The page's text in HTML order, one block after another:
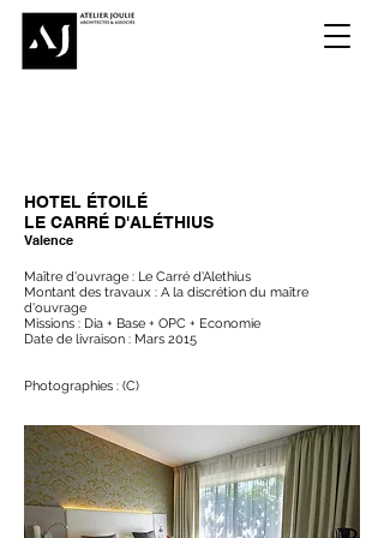
HOTEL ÉTOILÉ
LE CARRÉ D'ALÉTHIUS
Valence
Maître d'ouvrage : Le Carré d'Alethius
Montant des travaux : A la discrétion du maître
d'ouvrage
Missions : Dia + Base + OPC + Economie
Date de livraison : Mars 2015
Photographies : (C)